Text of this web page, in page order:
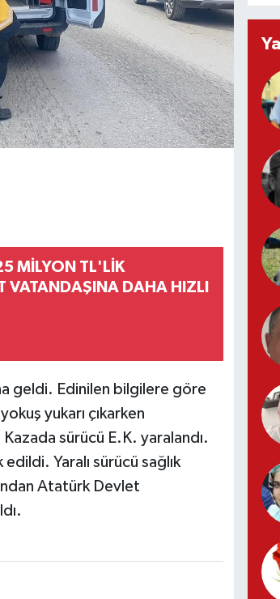
MİLYON TL'LİK
VATANDAŞINA DAHA HIZLI
geldi. Edinilen bilgilere göre
yukarı çıkarken
sürücü E.K. yaralandı.
Yaralı sürücü sağlık
Atatürk Devlet